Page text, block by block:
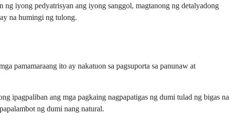
iyong pedyatrisyan ang iyong sanggol, magtanong ng detalyadong
na humingi ng tulong.
pamamaraang ito ay nakatuon sa pagsuporta sa panunaw at
ipagpaliban ang mga pagkaing nagpapatigas ng dumi tulad ng bigas na
ng dumi nang natural.